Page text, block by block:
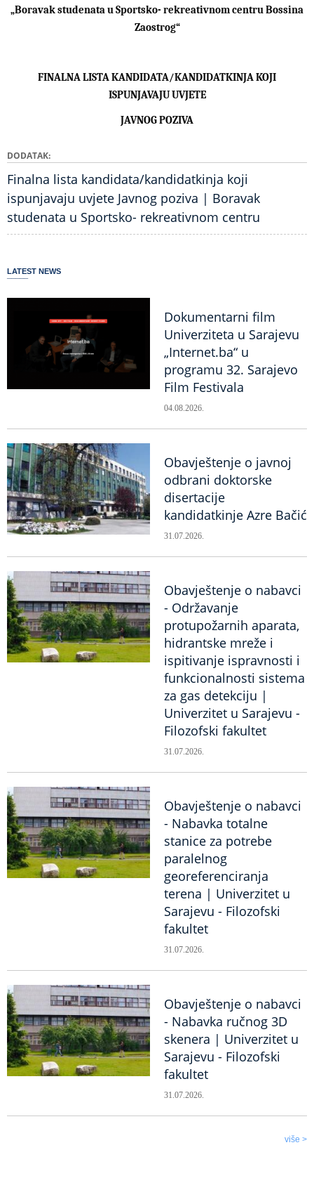
„Boravak studenata u Sportsko- rekreativnom centru Bossina
Zaostrog“
FINALNA LISTA KANDIDATA/KANDIDATKINJA KOJI
ISPUNJAVAJU UVJETE
JAVNOG POZIVA
DODATAK
Finalna lista kandidata/kandidatkinja koji
ispunjavaju uvjete Javnog poziva | Boravak
studenata u Sportsko- rekreativnom centru
LATEST NEWS
Dokumentarni film
Univerziteta u Sarajevu
„Internet.ba“ u
programu 32. Sarajevo
Film Festivala
04.08.2026.
Obavještenje o javnoj
odbrani doktorske
disertacije
kandidatkinje Azre Bačić
31.07.2026.
Obavještenje o nabavci
- Održavanje
protupožarnih aparata,
hidrantske mreže i
ispitivanje ispravnosti i
funkcionalnosti sistema
za gas detekciju |
Univerzitet u Sarajevu -
Filozofski fakultet
31.07.2026.
Obavještenje o nabavci
- Nabavka totalne
stanice za potrebe
paralelnog
georeferenciranja
terena | Univerzitet u
Sarajevu - Filozofski
fakultet
31.07.2026.
Obavještenje o nabavci
- Nabavka ručnog 3D
skenera | Univerzitet u
Sarajevu - Filozofski
fakultet
31.07.2026.
više >